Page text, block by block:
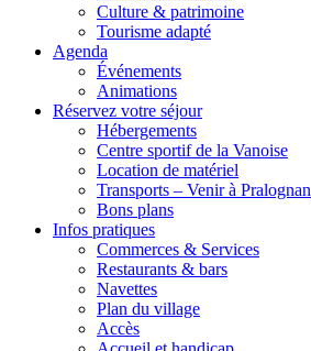
Culture & patrimoine
Tourisme adapté
Agenda
Événements
Animations
Réservez votre séjour
Hébergements
Centre sportif de la Vanoise
Location de matériel
Transports – Venir à Pralognan
Bons plans
Infos pratiques
Commerces & Services
Restaurants & bars
Navettes
Plan du village
Accès